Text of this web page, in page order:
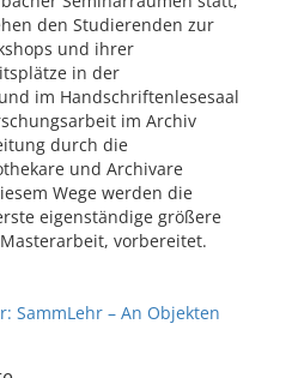
den Studierenden zur
und ihrer
in der
im Handschriftenlesesaal
im Archiv
durch die
und Archivare
Wege werden die
eigenständige größere
vorbereitet.
SammLehr – An Objekten